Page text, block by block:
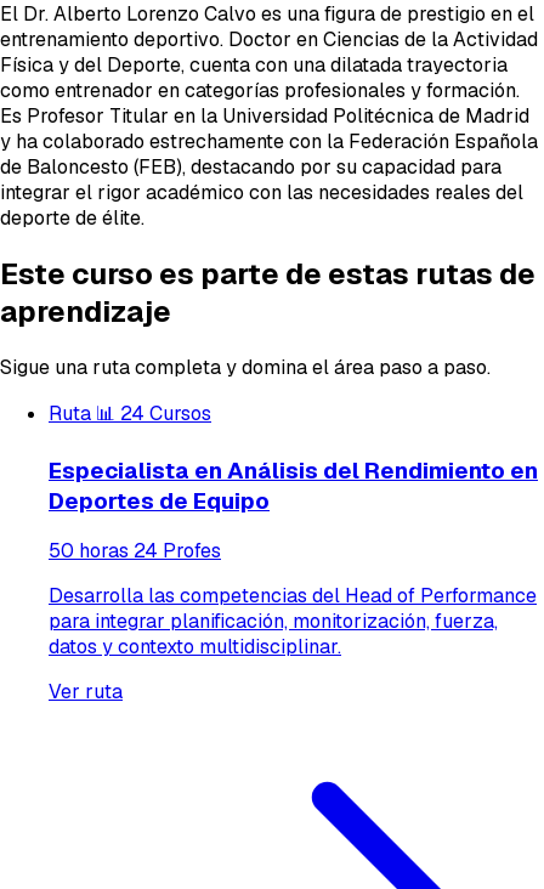
El Dr. Alberto Lorenzo Calvo es una figura de prestigio en el
entrenamiento deportivo. Doctor en Ciencias de la Actividad
Física y del Deporte, cuenta con una dilatada trayectoria
como entrenador en categorías profesionales y formación.
Es Profesor Titular en la Universidad Politécnica de Madrid
y ha colaborado estrechamente con la Federación Española
de Baloncesto (FEB), destacando por su capacidad para
integrar el rigor académico con las necesidades reales del
deporte de élite.
Este curso es parte de estas rutas de
aprendizaje
Sigue una ruta completa y domina el área paso a paso.
Ruta 📊 24 Cursos
Especialista en Análisis del Rendimiento en
Deportes de Equipo
50 horas 24 Profes
Desarrolla las competencias del Head of Performance
para integrar planificación, monitorización, fuerza,
datos y contexto multidisciplinar.
Ver ruta